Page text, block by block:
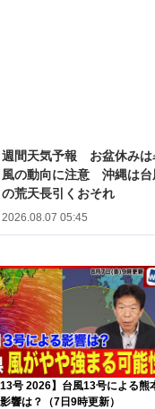
週間天気予報 お盆休みは
風の動向に注意 沖縄は台
の荒天長引くおそれ
2026.08.07 05:45
13号 2026】台風13号による熊
響は？（7日9時更新）